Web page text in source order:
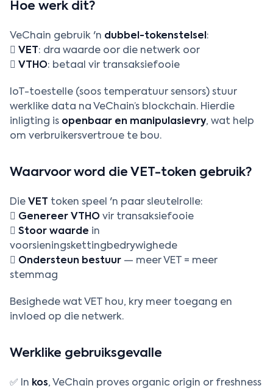
Hoe werk dit?
VeChain gebruik 'n dubbel-tokenstelsel :
 VET : dra waarde oor die netwerk oor
 VTHO: betaal vir transaksiefooie
IoT-toestelle (soos temperatuur sensors) stuur
werklike data na VeChain’s blockchain. Hierdie
inligting is openbaar en manipulasievry, wat help
om verbruikersvertroue te bou.
Waarvoor word die VET-token gebruik?
Die VET
token speel 'n paar sleutelrolle:
 Genereer VTHO vir transaksiefooie
 Stoor waarde in
voorsieningskettingbedrywighede
️ Ondersteun bestuur — meer VET = meer
stemmag
Besighede wat VET hou, kry meer toegang en
invloed op die netwerk.
Werklike gebruiksgevalle
✅ In kos, VeChain proves organic origin or freshness